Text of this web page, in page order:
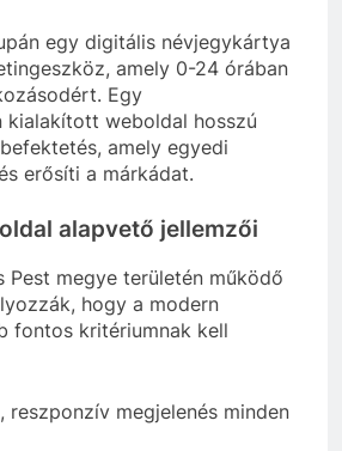
egy digitális névjegykártya
amely 0-24 órában
Egy
kialakított weboldal hosszú
amely egyedi
erősíti a márkádat.
alapvető jellemzői
Pest megye területén működő
hogy a modern
fontos kritériumnak kell
reszponzív megjelenés minden